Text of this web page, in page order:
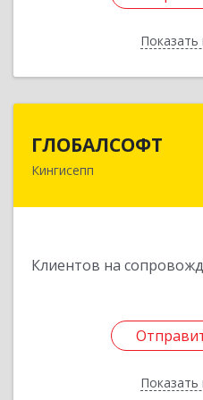
Показать
ГЛОБАЛСОФТ
Кингисепп
Клиентов на
Показать
188485, Ленинградская